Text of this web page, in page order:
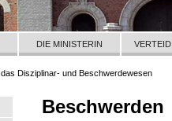
DIE MINISTERIN
Disziplinar- und Beschwerdewesen
Beschwerden